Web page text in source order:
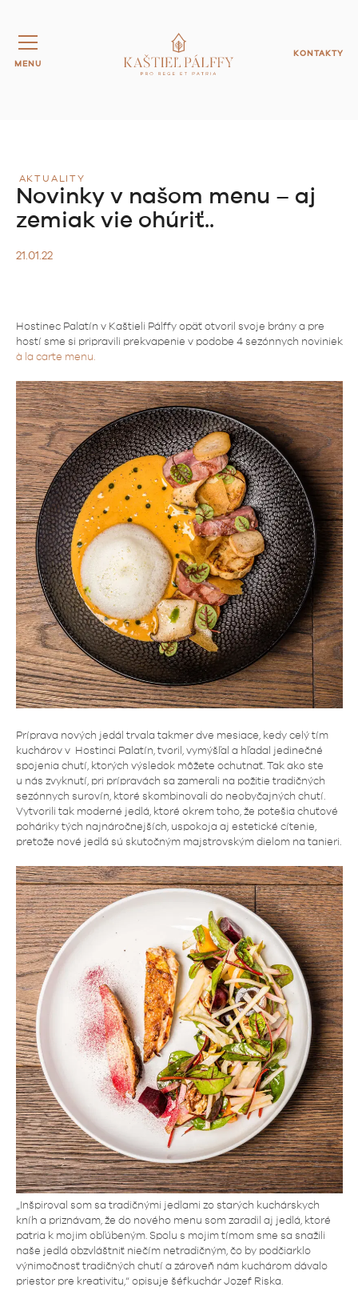
MENU
KONTAKTY
AKTUALITY
Novinky v našom menu – aj
zemiak vie ohúriť..
21.01.22
Hostinec Palatín v Kaštieli Pálffy opäť otvoril svoje brány a pre
hostí sme si pripravili prekvapenie v podobe 4 sezónnych noviniek
à la carte menu.
Príprava nových jedál trvala takmer dve mesiace, kedy celý tím
kuchárov v Hostinci Palatín, tvoril, vymýšľal a hľadal jedinečné
spojenia chutí, ktorých výsledok môžete ochutnať. Tak ako ste
u nás zvyknutí, pri prípravách sa zamerali na požitie tradičných
sezónnych surovín, ktoré skombinovali do neobyčajných chutí.
Vytvorili tak moderné jedlá, ktoré okrem toho, že potešia chuťové
poháriky tých najnáročnejších, uspokoja aj estetické cítenie,
pretože nové jedlá sú skutočným majstrovským dielom na tanieri.
„Inšpiroval som sa tradičnými jedlami zo starých kuchárskych
kníh a priznávam, že do nového menu som zaradil aj jedlá, ktoré
patria k mojim obľúbeným. Spolu s mojim tímom sme sa snažili
naše jedlá obzvláštniť niečím netradičným, čo by podčiarklo
výnimočnosť tradičných chutí a zároveň nám kuchárom dávalo
priestor pre kreativitu,“ opisuje šéfkuchár Jozef Riska.